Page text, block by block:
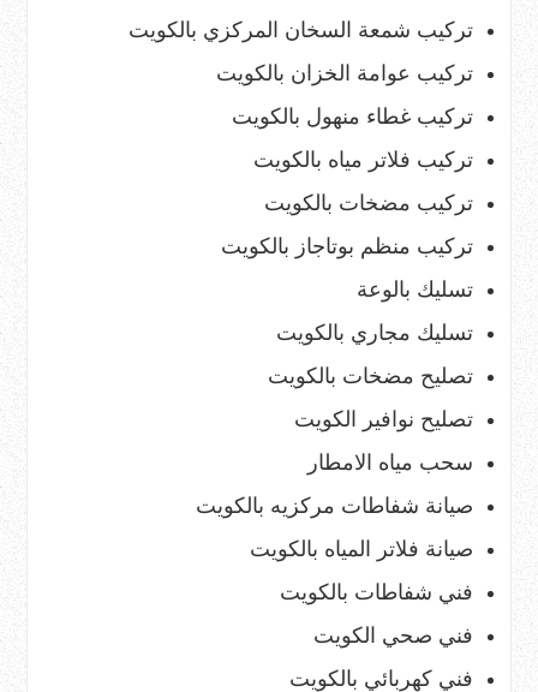
تركيب شمعة السخان المركزي بالكويت
تركيب عوامة الخزان بالكويت
تركيب غطاء منهول بالكويت
تركيب فلاتر مياه بالكويت
تركيب مضخات بالكويت
تركيب منظم بوتاجاز بالكويت
تسليك بالوعة
تسليك مجاري بالكويت
تصليح مضخات بالكويت
تصليح نوافير الكويت
سحب مياه الامطار
صيانة شفاطات مركزيه بالكويت
صيانة فلاتر المياه بالكويت
فني شفاطات بالكويت
فني صحي الكويت
فني كهربائي بالكويت